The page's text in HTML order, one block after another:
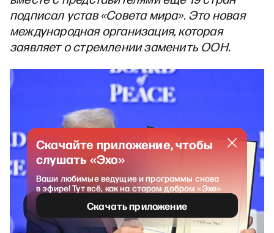
подписал устав «Совета мира». Это новая
международная организация, которая
заявляет о стремлении заменить ООН.
Скачайте приложение, чтобы
слушать «Эхо»
Ваши любимые ведущие и программы снова
в эфире! Тут всё, как на старом добром «Эхе»
Скачать приложение